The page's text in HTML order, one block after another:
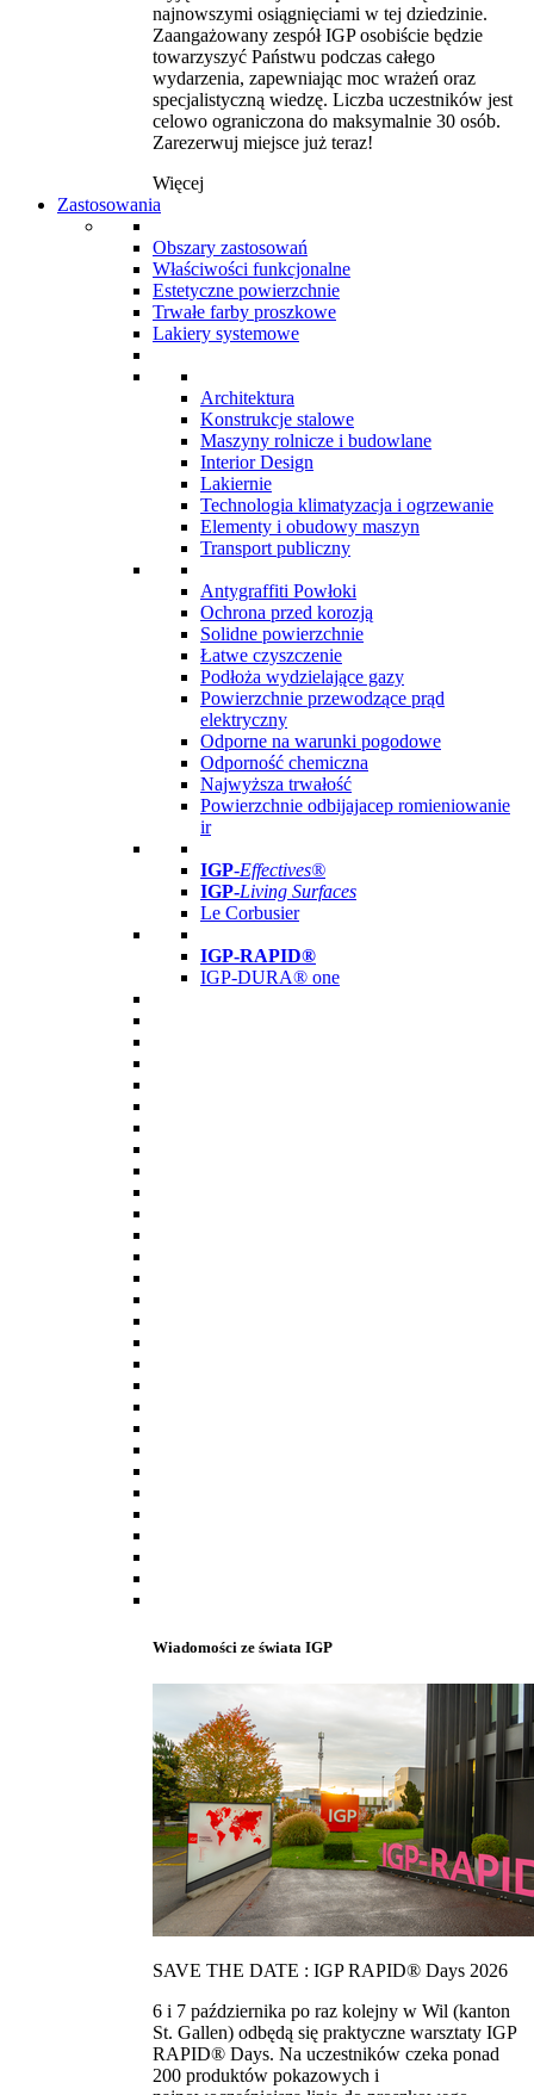
najnowszymi osiągnięciami w tej dziedzinie.
Zaangażowany zespół IGP osobiście będzie
towarzyszyć Państwu podczas całego
wydarzenia, zapewniając moc wrażeń oraz
specjalistyczną wiedzę. Liczba uczestników jest
celowo ograniczona do maksymalnie 30 osób.
Zarezerwuj miejsce już teraz!
Więcej
Zastosowania
Obszary zastosowań
Właściwości funkcjonalne
Estetyczne powierzchnie
Trwałe farby proszkowe
Lakiery systemowe
Architektura
Konstrukcje stalowe
Maszyny rolnicze i budowlane
Interior Design
Lakiernie
Technologia klimatyzacja i ogrzewanie
Elementy i obudowy maszyn
Transport publiczny
Antygraffiti Powłoki
Ochrona przed korozją
Solidne powierzchnie
Łatwe czyszczenie
Podłoża wydzielające gazy
Powierzchnie przewodzące prąd
elektryczny
Odporne na warunki pogodowe
Odporność chemiczna
Najwyższa trwałość
Powierzchnie odbijajacep romieniowanie
ir
IGP-Effectives®
IGP-Living Surfaces
Le Corbusier
IGP-RAPID®
IGP-DURA® one
Wiadomości ze świata IGP
SAVE THE DATE : IGP RAPID® Days 2026
6 i 7 października po raz kolejny w Wil (kanton
St. Gallen) odbędą się praktyczne warsztaty IGP
RAPID® Days. Na uczestników czeka ponad
200 produktów pokazowych i